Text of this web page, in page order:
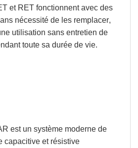
et RET fonctionnent avec des
nécessité de les remplacer,
utilisation sans entretien de
toute sa durée de vie.
est un système moderne de
capacitive et résistive